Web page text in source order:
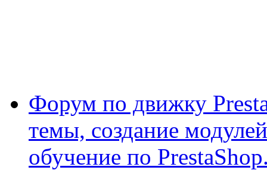
Форум по движку
темы, создание
обучение по